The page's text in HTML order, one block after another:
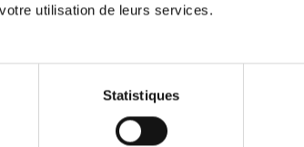
utilisation de leurs services.
Statistiques